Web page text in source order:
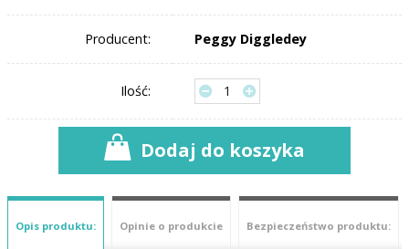
Producent: Peggy Diggledey
Ilość:
Dodaj do koszyka
Opis produktu: Opinie o produkcie Bezpieczeństwo produktu: